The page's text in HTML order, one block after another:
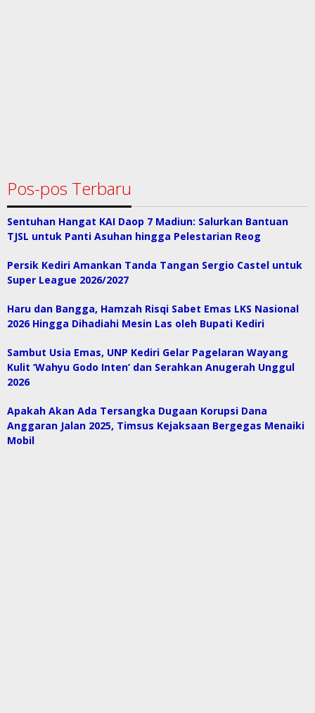
Pos-pos Terbaru
Sentuhan Hangat KAI Daop 7 Madiun: Salurkan Bantuan
TJSL untuk Panti Asuhan hingga Pelestarian Reog
Persik Kediri Amankan Tanda Tangan Sergio Castel untuk
Super League 2026/2027
Haru dan Bangga, Hamzah Risqi Sabet Emas LKS Nasional
2026 Hingga Dihadiahi Mesin Las oleh Bupati Kediri
Sambut Usia Emas, UNP Kediri Gelar Pagelaran Wayang
Kulit ‘Wahyu Godo Inten’ dan Serahkan Anugerah Unggul
2026
Apakah Akan Ada Tersangka Dugaan Korupsi Dana
Anggaran Jalan 2025, Timsus Kejaksaan Bergegas Menaiki
Mobil